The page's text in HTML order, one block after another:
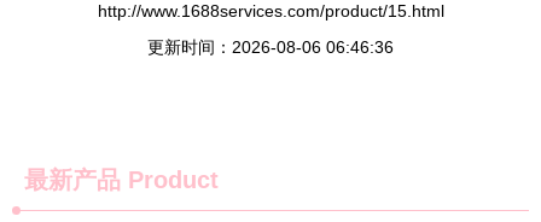
http://www.1688services.com/product/15.html
更新时间：2026-08-06 06:46:36
最新产品 Product